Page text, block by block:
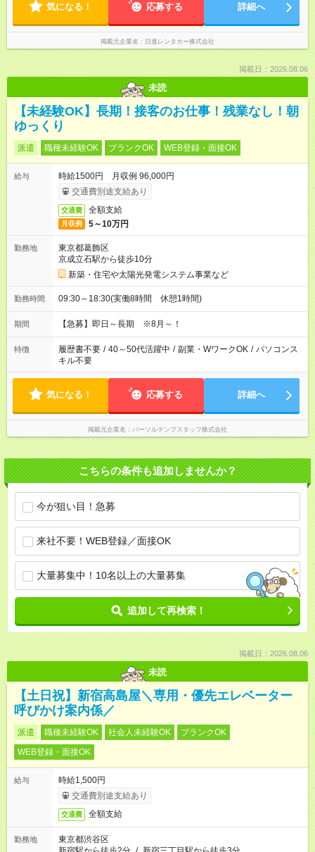
気になる！ 応募する 詳細へ
掲載元企業名 日進レンタカー株式会社
掲載日：2026.08.06
未読
【未経験OK】長期！接客のお仕事！残業なし！朝
ゆっくり
派遣 職種未経験OK ブランクOK WEB登録・面接OK
給与
時給1500円 月収例 96,000円
交通費別途支給あり
交通費 全額支給
月収例 5～10万円
勤務地
東京都葛飾区
京成立石駅から徒歩10分
新築・住宅や太陽光発電システム事業など
勤務時間 09:30～18:30(実働8時間 休憩1時間)
期間 【急募】即日～長期 ※8月～！
特徴 履歴書不要 / 40～50代活躍中 / 副業・WワークOK / パソコンス
キル不要
気になる！ 応募する 詳細へ
掲載元企業名 パーソルテンプスタッフ株式会社
こちらの条件も追加しませんか？
今が狙い目！急募
来社不要！WEB登録／面接OK
大量募集中！10名以上の大量募集
追加して再検索！
掲載日：2026.08.06
未読
【土日祝】新宿高島屋＼専用・優先エレベーター
呼びかけ案内係／
派遣 職種未経験OK 社会人未経験OK
ブランクOK
WEB登録・面接OK
給与
時給1,500円
交通費別途支給あり
交通費 全額支給
勤務地
東京都渋谷区